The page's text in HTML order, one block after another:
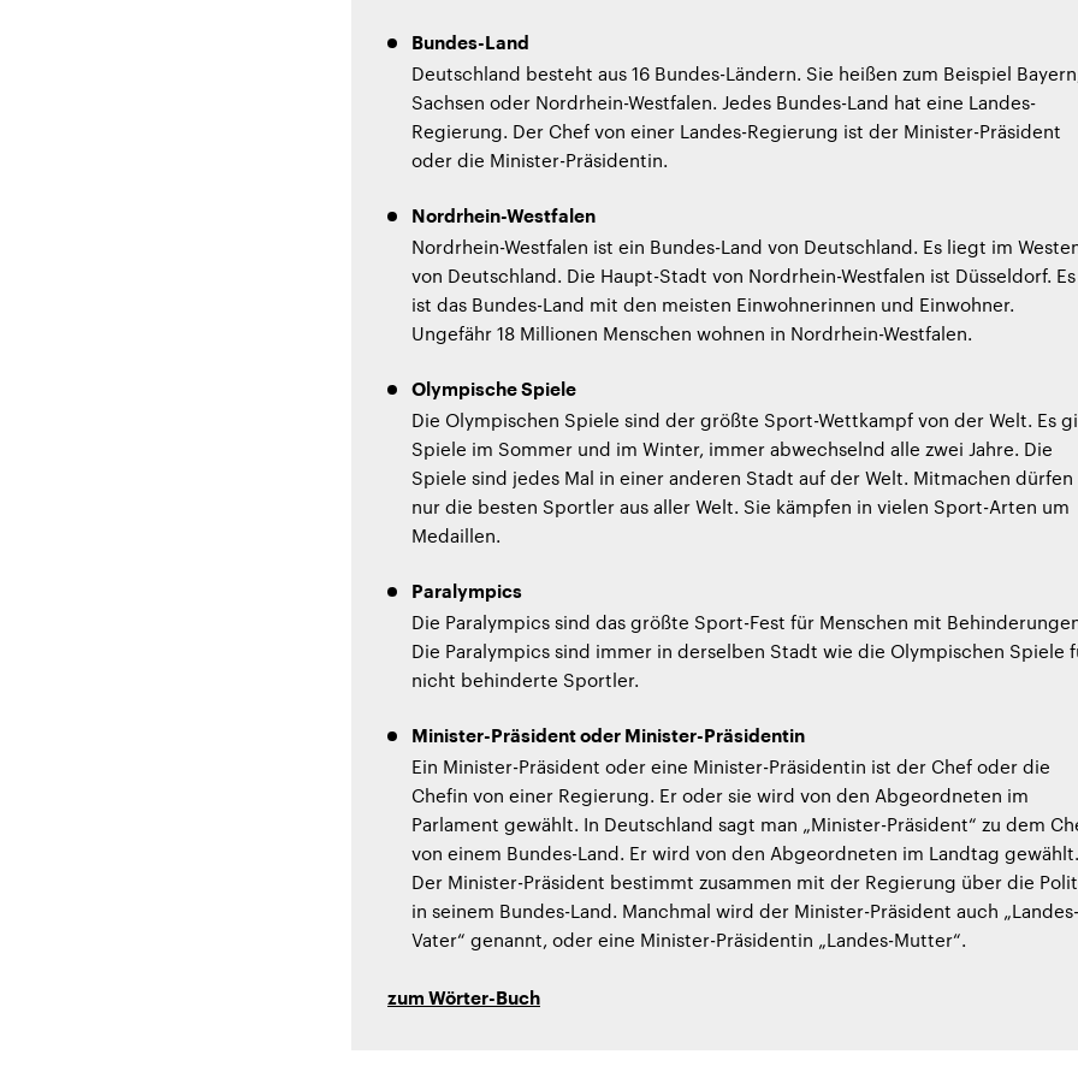
Bundes-Land
Deutschland besteht aus 16 Bundes-Ländern. Sie heißen zum Beispiel
Sachsen oder Nordrhein-Westfalen. Jedes Bundes-Land hat eine Landes-
Regierung. Der Chef von einer Landes-Regierung ist der Minister-Präsident
oder die Minister-Präsidentin.
Nordrhein-Westfalen
Nordrhein-Westfalen ist ein Bundes-Land von Deutschland. Es liegt im
von Deutschland. Die Haupt-Stadt von Nordrhein-Westfalen ist Düsseldorf. Es
ist das Bundes-Land mit den meisten Einwohnerinnen und Einwohner.
Ungefähr 18 Millionen Menschen wohnen in Nordrhein-Westfalen.
Olympische Spiele
Die Olympischen Spiele sind der größte Sport-Wettkampf von der Welt. Es
Spiele im Sommer und im Winter, immer abwechselnd alle zwei Jahre. Die
Spiele sind jedes Mal in einer anderen Stadt auf der Welt. Mitmachen dürfen
nur die besten Sportler aus aller Welt. Sie kämpfen in vielen Sport-Arten um
Medaillen.
Paralympics
Die Paralympics sind das größte Sport-Fest für Menschen mit
Die Paralympics sind immer in derselben Stadt wie die Olympischen Spiele
nicht behinderte Sportler.
Minister-Präsident oder Minister-Präsidentin
Ein Minister-Präsident oder eine Minister-Präsidentin ist der Chef oder die
Chefin von einer Regierung. Er oder sie wird von den Abgeordneten im
Parlament gewählt. In Deutschland sagt man „Minister-Präsident“ zu dem
von einem Bundes-Land. Er wird von den Abgeordneten im Landtag gewählt.
Der Minister-Präsident bestimmt zusammen mit der Regierung über die
in seinem Bundes-Land. Manchmal wird der Minister-Präsident auch „Landes-
Vater“ genannt, oder eine Minister-Präsidentin „Landes-Mutter“.
zum Wörter-Buch